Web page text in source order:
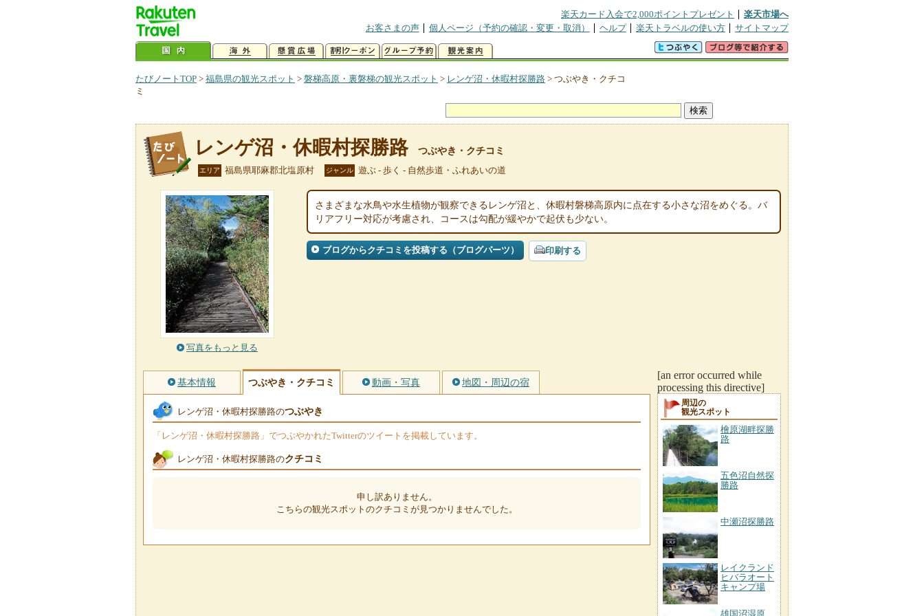
楽天カード入会で2,000ポイントプレゼント
楽天市場へ
お客さまの声
個人ページ（予約の確認・変更・取消） ヘルプ 楽天トラベルの使い方 サイトマップ
たびノートTOP > 福島県の観光スポット > 磐梯高原・裏磐梯の観光スポット > レンゲ沼・休暇村探勝路 > つぶやき・クチコ
ミ
レンゲ沼・休暇村探勝路 つぶやき・クチコミ
エリア 福島県耶麻郡北塩原村 ジャンル 遊ぶ - 歩く - 自然歩道・ふれあいの道
写真をもっと見る
さまざまな水鳥や水生植物が観察できるレンゲ沼と、休暇村磐梯高原内に点在する小さな沼をめぐる。バ
リアフリー対応が考慮され、コースは勾配が緩やかで起伏も少ない。
ブログからクチコミを投稿する（ブログパーツ） 印刷する
基本情報 つぶやき・クチコミ 動画・写真 地図・周辺の宿
レンゲ沼・休暇村探勝路のつぶやき
「レンゲ沼・休暇村探勝路」でつぶやかれたTwitterのツイートを掲載しています。
レンゲ沼・休暇村探勝路のクチコミ
申し訳ありません。
こちらの観光スポットのクチコミが見つかりませんでした。
[an error occurred while
processing this directive]
周辺の
観光スポット
檜原湖畔探勝
路
五色沼自然探
勝路
中瀬沼探勝路
レイクランド
ヒバラオート
キャンプ場
雄国沼湿原